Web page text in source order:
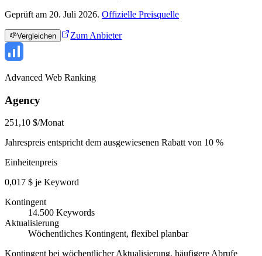
Geprüft am 20. Juli 2026. Offizielle Preisquelle
Vergleichen Zum Anbieter
Advanced Web Ranking
Agency
251,10 $/Monat
Jahrespreis entspricht dem ausgewiesenen Rabatt von 10 %
Einheitenpreis
0,017 $ je Keyword
Kontingent
14.500 Keywords
Aktualisierung
Wöchentliches Kontingent, flexibel planbar
Kontingent bei wöchentlicher Aktualisierung, häufigere Abrufe